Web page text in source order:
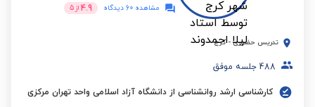
مشاهده 60 دیدگاه
4.9 از 5
تدریس حضوری - کرج
488 جلسه موفق
کارشناسی ارشد روانشناسی از دانشگاه آزاد اسلامی واحد تهران مرکزی